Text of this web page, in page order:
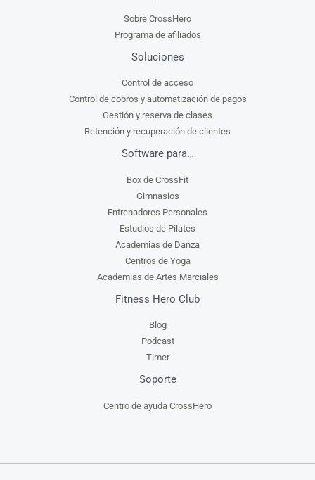
Sobre CrossHero
Programa de afiliados
Soluciones
Control de acceso
Control de cobros y automatización de pagos
Gestión y reserva de clases
Retención y recuperación de clientes
Software para…
Box de CrossFit
Gimnasios
Entrenadores Personales
Estudios de Pilates
Academias de Danza
Centros de Yoga
Academias de Artes Marciales
Fitness Hero Club
Blog
Podcast
Timer
Soporte
Centro de ayuda CrossHero